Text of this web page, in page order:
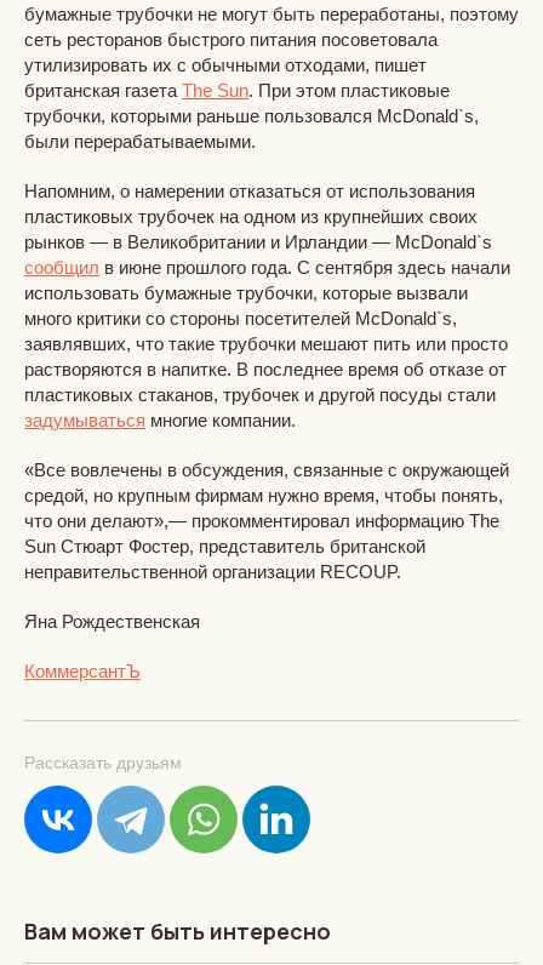
бумажные трубочки не могут быть переработаны, поэтому
сеть ресторанов быстрого питания посоветовала
утилизировать их с обычными отходами, пишет
британская газета The Sun. При этом пластиковые
трубочки, которыми раньше пользовался McDonald`s,
были перерабатываемыми.
Напомним, о намерении отказаться от использования
пластиковых трубочек на одном из крупнейших своих
рынков — в Великобритании и Ирландии — McDonald`s
сообщил в июне прошлого года. С сентября здесь начали
использовать бумажные трубочки, которые вызвали
много критики со стороны посетителей McDonald`s,
заявлявших, что такие трубочки мешают пить или просто
растворяются в напитке. В последнее время об отказе от
пластиковых стаканов, трубочек и другой посуды стали
задумываться многие компании.
«Все вовлечены в обсуждения, связанные с окружающей
средой, но крупным фирмам нужно время, чтобы понять,
что они делают»,— прокомментировал информацию The
Sun Стюарт Фостер, представитель британской
неправительственной организации RECOUP.
Яна Рождественская
КоммерсантЪ
Рассказать друзьям
Вам может быть интересно